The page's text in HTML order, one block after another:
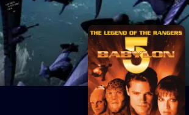
Giriş Yap